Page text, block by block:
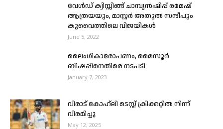
വേൾഡ് ക്വിസ്സിങ്ങ്‌ ചാമ്പ്യൻഷിപ്പ്‌ രമേഷ്
ആത്രയയും, മാസ്റ്റർ അതുൽ സന്ദീപും
കുവൈത്തിലെ വിജയികൾ
June 5, 2022
ലൈംഗികാരോപണം, മൈസൂര്‍
ബിഷപ്പിനെതിരെ നടപടി
January 7, 2023
വിരാട് കോഹ്‍ലി ടെസ്റ്റ് ക്രിക്കറ്റിൽ നിന്ന്
വിരമിച്ചു
May 12, 2025